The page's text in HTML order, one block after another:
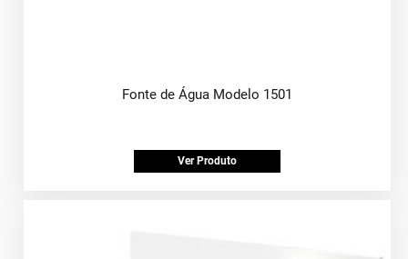
Fonte de Água Modelo 1501
Ver Produto